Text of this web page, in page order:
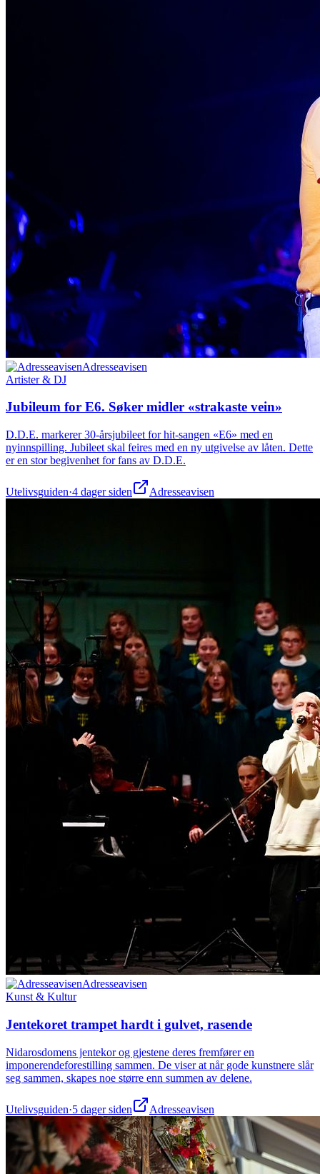
Adresseavisen
Artister & DJ
Jubileum for E6. Søker midler «strakaste vein»
D.D.E. markerer 30-årsjubileet for hit-sangen «E6» med en
nyinnspilling. Jubileet skal feires med en ny utgivelse av låten. Dette
er en stor begivenhet for fans av D.D.E.
Utelivsguiden·4 dager siden Adresseavisen
Adresseavisen
Kunst & Kultur
Jentekoret trampet hardt i gulvet, rasende
Nidarosdomens jentekor og gjestene deres fremfører en
imponerendeforestilling sammen. De viser at når gode kunstnere slår
seg sammen, skapes noe større enn summen av delene.
Utelivsguiden·5 dager siden Adresseavisen